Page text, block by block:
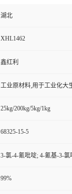
湖北
XHL1462
鑫红利
工业原材料,用于工业化大
25kg/200kg/5kg/1kg
68325-15-5
3-氯-4-氰吡啶; 4-氰基-3-氯
99%